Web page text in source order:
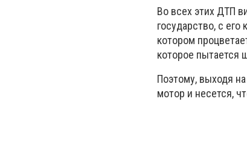
Во всех этих ДТП
государство, с
котором
которое пытается
Поэтому, выходя
мотор и несется,